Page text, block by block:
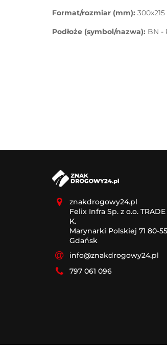
Format/rozmiar (mm): 300x215
Podłoże (symbol/nazwa): BN -
znakdrogowy24.pl
Felix Infra Sp. z o.o. TRADE
K.
Marynarki Polskiej 71 80-
Gdańsk
info@znakdrogowy24.pl
797 061 096